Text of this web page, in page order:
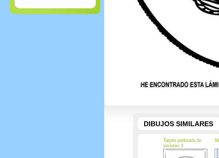
DIBUJOS SIMILARES
Tarjeta perforada de
invierno 3